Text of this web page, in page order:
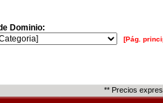
Dominio:
[Pág.
** Precios